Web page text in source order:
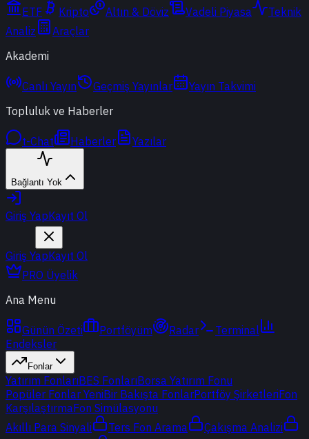
ETF
Kripto Altın & Döviz Vadeli Piyasa
Teknik
Analiz
Araçlar
Akademi
Canlı Yayın Geçmiş Yayınlar
Yayın Takvimi
Topluluk ve Haberler
t-Chat Haberler Yazılar
Bağlantı Yok
Giriş YapKayıt Ol
Giriş YapKayıt Ol
PRO Üyelik
Ana Menu
Günün Özeti Portföyüm Radar
Terminal
Endeksler
Fonlar
Yatırım FonlarıBES FonlarıBorsa Yatırım Fonu
Popüler Fonlar YeniBir Bakışta FonlarPortföy ŞirketleriFon
KarşılaştırmaFon Simülasyonu
Akıllı Para Sinyali
Ters Fon Arama
Çakışma Analizi